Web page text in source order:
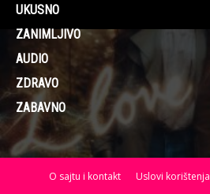
UKUSNO
ZANIMLJIVO
AUDIO
ZDRAVO
ZABAVNO
O sajtu i kontakt Uslovi korištenja